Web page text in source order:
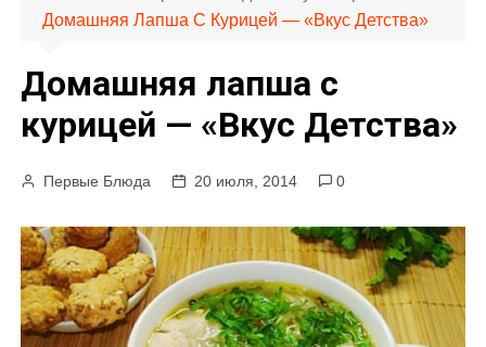
Домашняя Лапша С Курицей — «Вкус Детства»
Домашняя лапша с
курицей — «Вкус Детства»
Первые Блюда 20 июля, 2014 0